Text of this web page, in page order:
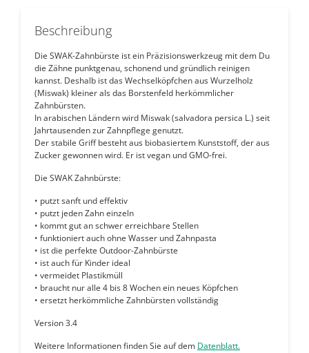
Beschreibung
Die SWAK-Zahnbürste ist ein Präzisionswerkzeug mit dem Du
die Zähne punktgenau, schonend und gründlich reinigen
kannst. Deshalb ist das Wechselköpfchen aus Wurzelholz
(Miswak) kleiner als das Borstenfeld herkömmlicher
Zahnbürsten.
In arabischen Ländern wird Miswak (salvadora persica L.) seit
Jahrtausenden zur Zahnpflege genutzt.
Der stabile Griff besteht aus biobasiertem Kunststoff, der aus
Zucker gewonnen wird. Er ist vegan und GMO-frei.
Die SWAK Zahnbürste:
• putzt sanft und effektiv
• putzt jeden Zahn einzeln
• kommt gut an schwer erreichbare Stellen
• funktioniert auch ohne Wasser und Zahnpasta
• ist die perfekte Outdoor-Zahnbürste
• ist auch für Kinder ideal
• vermeidet Plastikmüll
• braucht nur alle 4 bis 8 Wochen ein neues Köpfchen
• ersetzt herkömmliche Zahnbürsten vollständig
Version 3.4
Weitere Informationen finden Sie auf dem Datenblatt.